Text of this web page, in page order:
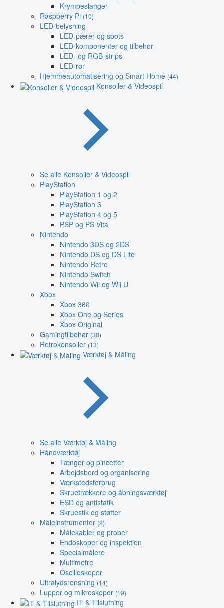
Krympeslanger
Raspberry Pi (10)
LED-belysning
LED-pærer og spots
LED-komponenter og tilbehør
LED- og RGB-strips
LED-rør
Hjemmeautomatisering og Smart Home (44)
Konsoller & Videospil
Se alle Konsoller & Videospil
PlayStation
PlayStation 1 og 2
PlayStation 3
PlayStation 4 og 5
PSP og PS Vita
Nintendo
Nintendo 3DS og 2DS
Nintendo DS og DS Lite
Nintendo Retro
Nintendo Switch
Nintendo Wii og Wii U
Xbox
Xbox 360
Xbox One og Series
Xbox Original
Gamingtilbehør (38)
Retrokonsoller (13)
Værktøj & Måling
Se alle Værktøj & Måling
Håndværktøj
Tænger og pincetter
Arbejdsbord og organisering
Værkstedsforbrug
Skruetrækkere og åbningsværktøj
ESD og antistatik
Skruestik og støtter
Måleinstrumenter (2)
Målekabler og prober
Endoskoper og inspektion
Specialmålere
Multimetre
Oscilloskoper
Ultralydsrensning (14)
Lupper og mikroskoper (19)
IT & Tilslutning